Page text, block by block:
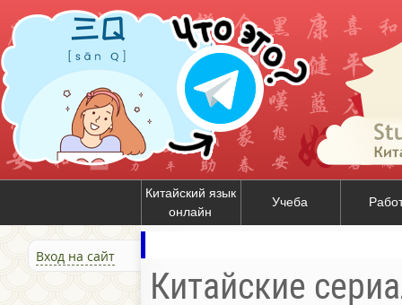
Китайский язык
онлайн
Учеба
Вход на сайт
Китайские